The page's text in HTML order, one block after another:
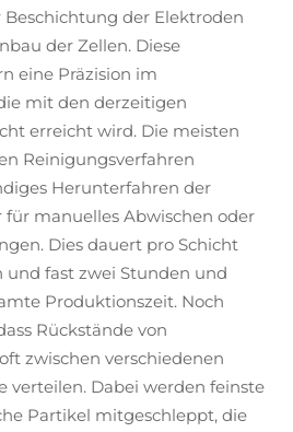
Beschichtung der Elektroden
der Zellen. Diese
eine Präzision im
mit den derzeitigen
erreicht wird. Die meisten
Reinigungsverfahren
Herunterfahren der
manuelles Abwischen oder
Dies dauert pro Schicht
und fast zwei Stunden und
Produktionszeit. Noch
Rückstände von
zwischen verschiedenen
verteilen. Dabei werden feinste
Partikel mitgeschleppt, die